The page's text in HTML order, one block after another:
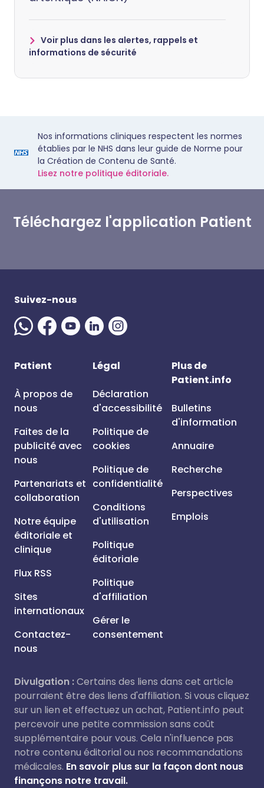
Voir plus dans les alertes, rappels et
informations de sécurité
Nos informations cliniques respectent les normes
établies par le NHS dans leur guide de Norme pour
la Création de Contenu de Santé.
Lisez notre politique éditoriale.
Téléchargez l'application Patient
Suivez-nous
Patient
À propos de
nous
Faites de la
publicité avec
nous
Partenariats et
collaboration
Notre équipe
éditoriale et
clinique
Flux RSS
Sites
internationaux
Contactez-
nous
Légal
Déclaration
d'accessibilité
Politique de
cookies
Politique de
confidentialité
Conditions
d'utilisation
Politique
éditoriale
Politique
d'affiliation
Gérer le
consentement
Plus de
Patient.info
Bulletins
d'information
Annuaire
Recherche
Perspectives
Emplois
Divulgation :Certains des liens dans cet article
pourraient être des liens d'affiliation. Si vous cliquez
sur un lien et effectuez un achat, Patient.info peut
percevoir une petite commission sans coût
supplémentaire pour vous. Cela n'influence pas
notre contenu éditorial ou nos recommandations
médicales. En savoir plus sur la façon dont nous
finançons notre travail.